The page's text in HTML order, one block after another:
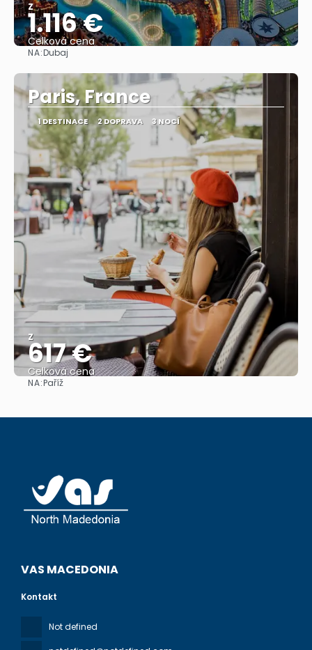
Z
1.116 €
Celková cena
NA:Dubaj
Paris, France
1 DESTINACE 2 DOPRAVA 3 NOCÍ
Z
617 €
Celková cena
NA:Paříž
VAS MACEDONIA
Kontakt
Not defined